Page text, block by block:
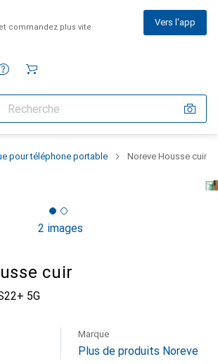
commandez plus vite Vers l'app
pour téléphone portable Noreve Housse cuir
2 images
cuir
5G
Marque
Plus de produits Noreve